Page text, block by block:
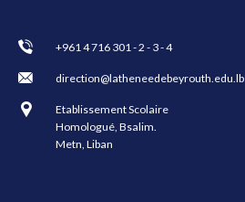
+961 4 716 301 - 2 - 3 - 4
direction@latheneedebeyrouth.edu.lb
Etablissement Scolaire
Homologué, Bsalim.
Metn, Liban